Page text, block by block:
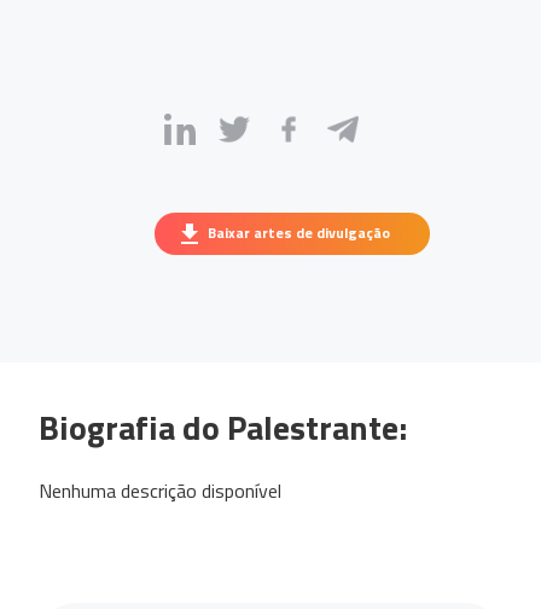
Baixar artes de divulgação
Biografia do Palestrante:
Nenhuma descrição disponível